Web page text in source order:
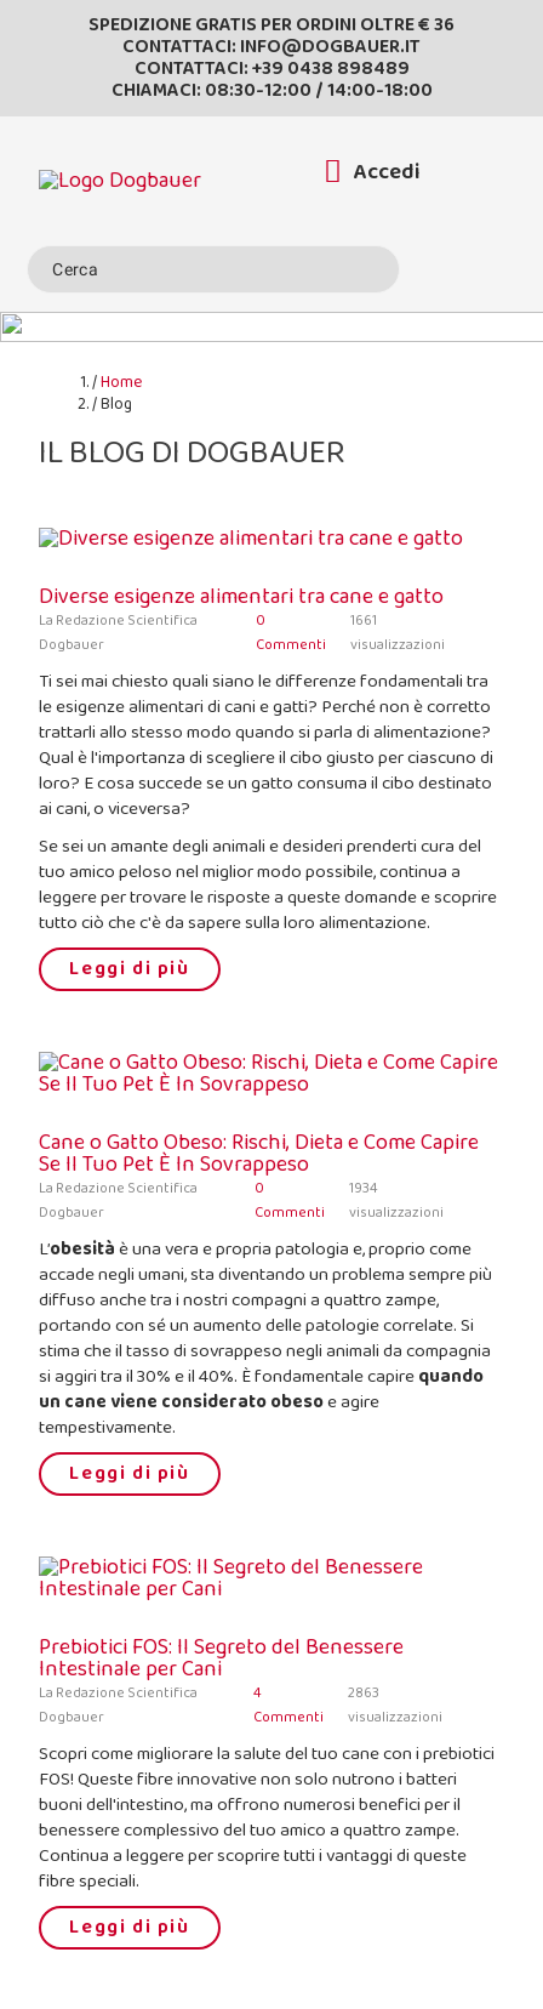
SPEDIZIONE GRATIS PER ORDINI OLTRE € 36
CONTATTACI: INFO@DOGBAUER.IT
CONTATTACI:+39 0438 898489
CHIAMACI: 08:30-12:00 / 14:00-18:00
Accedi
Home
Blog
IL BLOG DI DOGBAUER
Diverse esigenze alimentari tra cane e gatto
La Redazione Scientifica
Dogbauer
0
Commenti
1661
visualizzazioni
Ti sei mai chiesto quali siano le differenze fondamentali tra
le esigenze alimentari di cani e gatti? Perché non è corretto
trattarli allo stesso modo quando si parla di alimentazione?
Qual è l'importanza di scegliere il cibo giusto per ciascuno di
loro? E cosa succede se un gatto consuma il cibo destinato
ai cani, o viceversa?
Se sei un amante degli animali e desideri prenderti cura del
tuo amico peloso nel miglior modo possibile, continua a
leggere per trovare le risposte a queste domande e scoprire
tutto ciò che c'è da sapere sulla loro alimentazione.
Leggi di più
Cane o Gatto Obeso: Rischi, Dieta e Come Capire
Se Il Tuo Pet È In Sovrappeso
La Redazione Scientifica
Dogbauer
0
Commenti
1934
visualizzazioni
L’obesitàè una vera e propria patologia e, proprio come
accade negli umani, sta diventando un problema sempre più
diffuso anche tra i nostri compagni a quattro zampe,
portando con sé un aumento delle patologie correlate. Si
stima che il tasso di sovrappeso negli animali da compagnia
si aggiri tra il 30% e il 40%. È fondamentale capirequando
un cane viene considerato obesoe agire
tempestivamente.
Leggi di più
Prebiotici FOS: Il Segreto del Benessere
Intestinale per Cani
La Redazione Scientifica
Dogbauer
4
Commenti
2863
visualizzazioni
Scopri come migliorare la salute del tuo cane con i prebiotici
FOS! Queste fibre innovative non solo nutrono i batteri
buoni dell'intestino, ma offrono numerosi benefici per il
benessere complessivo del tuo amico a quattro zampe.
Continua a leggere per scoprire tutti i vantaggi di queste
fibre speciali.
Leggi di più